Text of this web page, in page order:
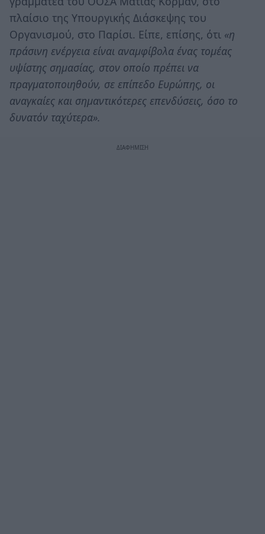
πλαίσιο της Υπουργικής Διάσκεψης του
Οργανισμού, στο Παρίσι. Είπε, επίσης, ότι «η
πράσινη ενέργεια είναι αναμφίβολα ένας τομέας
υψίστης σημασίας, στον οποίο πρέπει να
πραγματοποιηθούν, σε επίπεδο Ευρώπης, οι
αναγκαίες και σημαντικότερες επενδύσεις, όσο το
δυνατόν ταχύτερα».